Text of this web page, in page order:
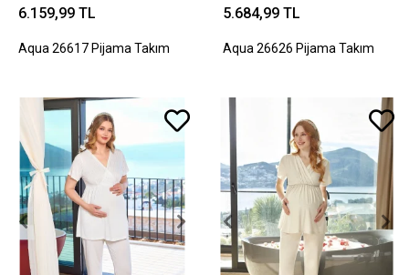
6.159,99 TL
Aqua 26617 Pijama Takım
5.684,99 TL
Aqua 26626 Pijama Takım